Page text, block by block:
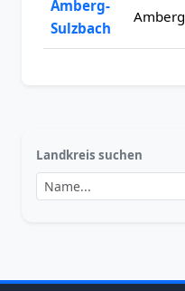
Amberg-
Sulzbach
Amberg
Landkreis suchen